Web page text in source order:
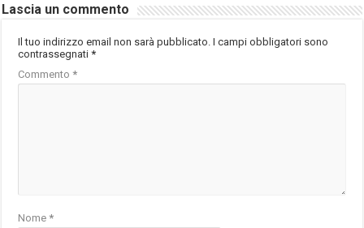
Lascia un commento
Il tuo indirizzo email non sarà pubblicato. I campi obbligatori sono
contrassegnati*
Commento*
Nome*